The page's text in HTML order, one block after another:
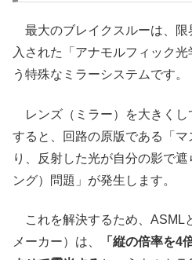
最大のブレイクスルーは、限
入された「アナモルフィック
う特殊なミラーシステムです。
レンズ（ミラー）を大きくし
すると、回路の原版である「
り、反射した光が自分の影で
ング）問題」が発生します。
これを解決するため、ASML
メーカー）は、
「縦の倍率を4